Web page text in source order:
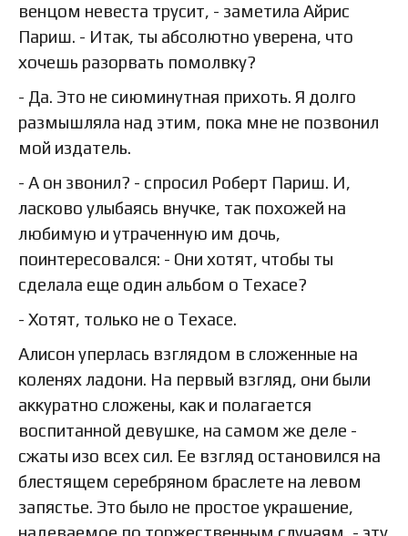
венцом невеста трусит, - заметила Айрис
Париш. - Итак, ты абсолютно уверена, что
хочешь разорвать помолвку?
- Да. Это не сиюминутная прихоть. Я долго
размышляла над этим, пока мне не позвонил
мой издатель.
- А он звонил? - спросил Роберт Париш. И,
ласково улыбаясь внучке, так похожей на
любимую и утраченную им дочь,
поинтересовался: - Они хотят, чтобы ты
сделала еще один альбом о Техасе?
- Хотят, только не о Техасе.
Алисон уперлась взглядом в сложенные на
коленях ладони. На первый взгляд, они были
аккуратно сложены, как и полагается
воспитанной девушке, на самом же деле -
сжаты изо всех сил. Ее взгляд остановился на
блестящем серебряном браслете на левом
запястье. Это было не простое украшение,